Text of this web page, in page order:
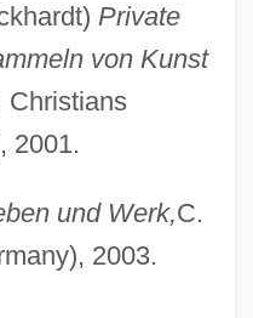
Private
von Kunst
Christians
2001.
und Werk,C.
2003.